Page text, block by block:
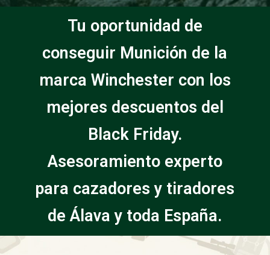
Tu oportunidad de
conseguir Munición de la
marca Winchester con los
mejores descuentos del
Black Friday.
Asesoramiento experto
para cazadores y tiradores
de Álava y toda España.